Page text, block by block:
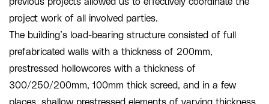
project work of all involved parties.
The building’s load-bearing structure consisted of full
prefabricated walls with a thickness of 200mm,
prestressed hollowcores with a thickness of
300/250/200mm, 100mm thick screed, and in a few